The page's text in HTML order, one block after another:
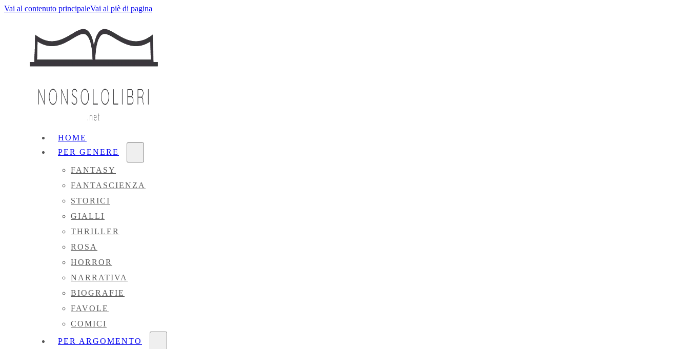
Vai al contenuto principaleVai al piè di pagina
HOME
PER GENERE
FANTASY
FANTASCIENZA
STORICI
GIALLI
THRILLER
ROSA
HORROR
NARRATIVA
BIOGRAFIE
FAVOLE
COMICI
PER ARGOMENTO